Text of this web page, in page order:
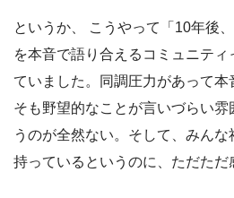
というか、 こうやって「10年後
を本音で語り合えるコミュニテ
ていました。同調圧力があって
そも野望的なことが言いづらい
うのが全然ない。そして、みん
持っているというのに、ただただ